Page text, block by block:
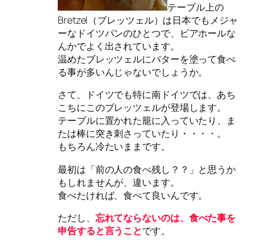
テーブル上の
Bretzel（ブレッツェル）は日本でもメジャ
ーなドイツパンのひとつで、ビアホールな
んかでよく出されています。
温めたブレッツェルにバターを塗って食べ
る事が多いんじゃないでしょうか。
さて、ドイツでも特に南ドイツでは、あち
こちにこのブレッツェルが登場します。
テーブルに置かれた籠に入っていたり、ま
たは棒に突き刺さっていたり・・・・。
もちろん冷たいままです。
最初は「前の人の食べ残し？？」と思うか
もしれませんが、違います。
食べたければ、食べて良いんです。
ただし、 忘れてならないのは、食べた事を
申告すると言うことです。